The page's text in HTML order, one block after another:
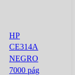
HP
CE314A
NEGRO
7000 pág